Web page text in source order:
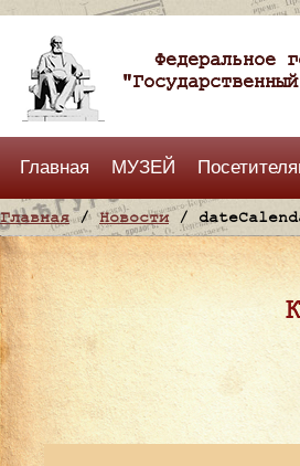
Федеральное
Главная МУЗЕЙ
Главная/Новости/